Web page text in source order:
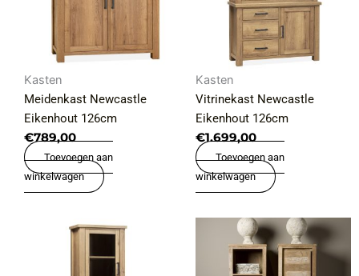
Kasten
Meidenkast Newcastle
Eikenhout 126cm
€789,00
Toevoegen aan
winkelwagen
Kasten
Vitrinekast Newcastle
Eikenhout 126cm
€1.699,00
Toevoegen aan
winkelwagen